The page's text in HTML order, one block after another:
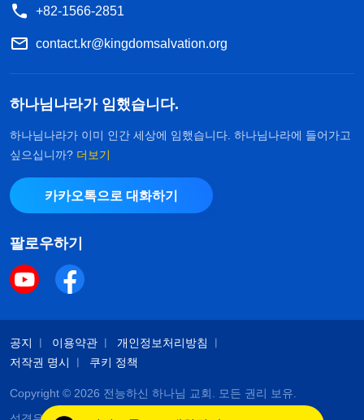
+82-1566-2851
contact.kr@kingdomsalvation.org
하나님나라가 임했습니다.
하나님나라가 이미 인간 세상에 임했습니다. 하나님나라에 들어가고
싶으십니까? 더보기
카카오톡으로 대화하기
팔로우하기
공지 이용약관
개인정보처리방침
저작권 명시
쿠키 정책
Copyright © 2026 전능하신 하나님 교회
. 모든 권리 보유.